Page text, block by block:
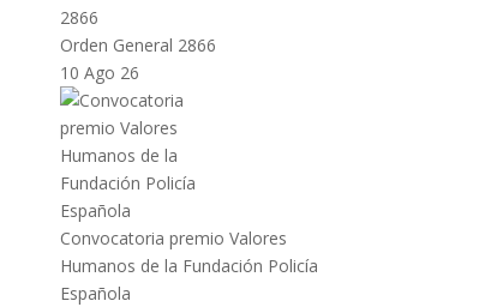
Orden General 2866
10 Ago 26
Convocatoria premio Valores
Humanos de la Fundación Policía
Española